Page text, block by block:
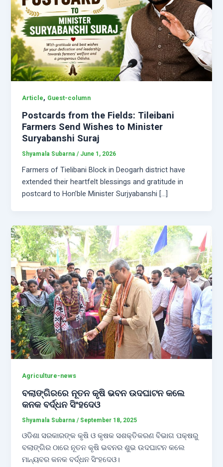
Article, Guest-column
Postcards from the Fields: Tileibani
Farmers Send Wishes to Minister
Suryabanshi Suraj
Shyamala Subarna/ June 1, 2026
Farmers of Tielibani Block in Deogarh district have
extended their heartfelt blessings and gratitude in
postcard to Hon’ble Minister Surjyabanshi […]
Agriculture-news
ବଲାଙ୍ଗିରରେ ନୂତନ କୃଷି ଭବନ ଉଦଘାଟନ କଲେ
କନକ ବର୍ଦ୍ଧନ ସିଂହଦେଓ
Shyamala Subarna/ September 18, 2025
ଓଡିଶା ସରକାରଙ୍କ କୃଷି ଓ କୃଷକ ସଶକ୍ତିକରଣ ବିଭାଗ ପକ୍ଷରୁ
ବଲାଙ୍ଗିର ଠାରେ ନୂତନ କୃଷି ଭବନର ଶୁଭ ଉଦଘାଟନ କଲେ
ମାନ୍ୟବର କନକ ବର୍ଦ୍ଧନ ସିଂହଦେଓ।